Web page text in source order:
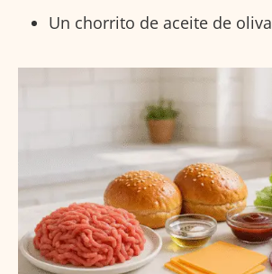
Un chorrito de aceite de oliva